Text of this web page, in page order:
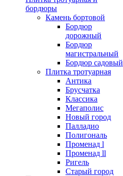
бордюры
Камень бортовой
Бордюр
дорожный
Бордюр
магистральный
Бордюр садовый
Плитка тротуарная
Антика
Брусчатка
Классика
Мегаполис
Новый город
Палладио
Полигональ
Променад l
Променад ll
Ригель
Старый город